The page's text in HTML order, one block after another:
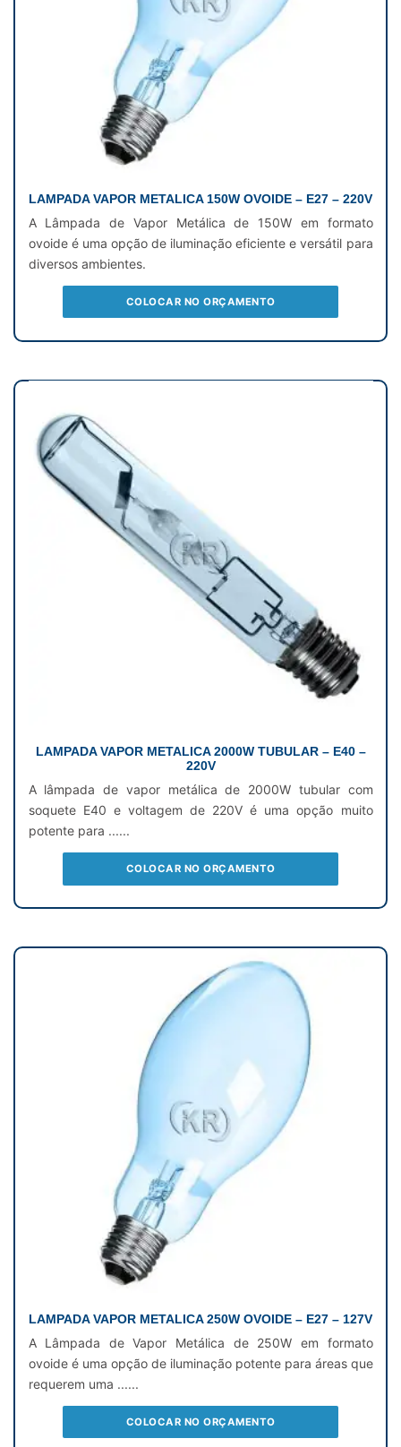
LAMPADA VAPOR METALICA 150W OVOIDE – E27 – 220V
A Lâmpada de Vapor Metálica de 150W em formato
ovoide é uma opção de iluminação eficiente e versátil para
diversos ambientes.
COLOCAR NO ORÇAMENTO
LAMPADA VAPOR METALICA 2000W TUBULAR – E40 –
220V
A lâmpada de vapor metálica de 2000W tubular com
soquete E40 e voltagem de 220V é uma opção muito
potente para ......
COLOCAR NO ORÇAMENTO
LAMPADA VAPOR METALICA 250W OVOIDE – E27 – 127V
A Lâmpada de Vapor Metálica de 250W em formato
ovoide é uma opção de iluminação potente para áreas que
requerem uma ......
COLOCAR NO ORÇAMENTO